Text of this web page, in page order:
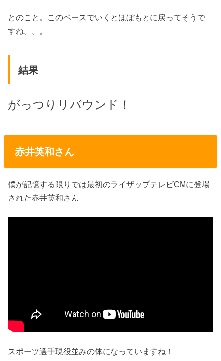
とのこと。このペースでいくとほぼもとに戻ってそうで
すね。。。
結果
がっつりリバウンド！
赤井英和さん
僕が記憶する限りでは最初のライザップテレビCMに登場
された赤井英和さん
スポーツ選手現役並みの体になっていますね！